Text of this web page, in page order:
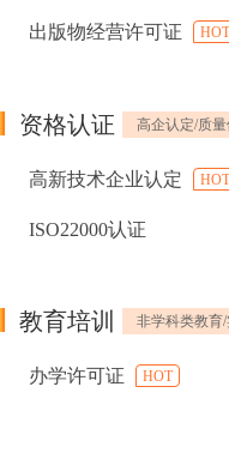
出版物经营许可证 HOT
资格认证 高企认定/质
高新技术企业认定 HOT
ISO22000认证
教育培训 非学科类教育
办学许可证 HOT